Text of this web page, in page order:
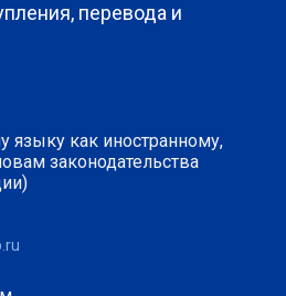
перевода и
языку как иностранному,
законодательства